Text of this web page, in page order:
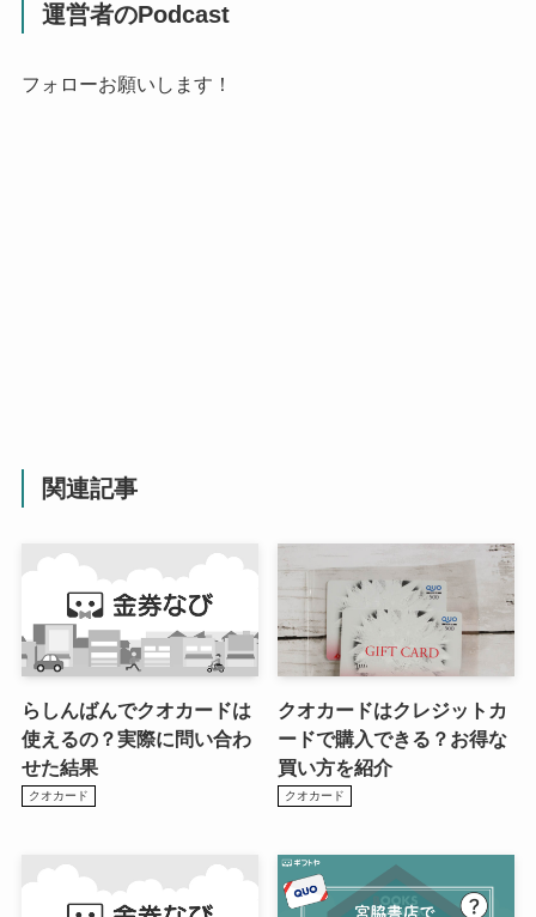
運営者のPodcast
フォローお願いします！
関連記事
らしんばんでクオカードは
使えるの？実際に問い合わ
せた結果
クオカード
クオカードはクレジットカ
ードで購入できる？お得な
買い方を紹介
クオカード